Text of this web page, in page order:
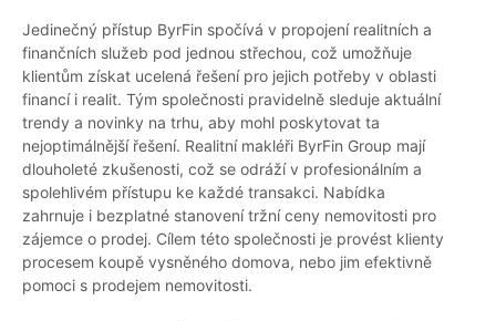
Jedinečný přístup ByrFin spočívá v propojení realitních a
finančních služeb pod jednou střechou, což umožňuje
klientům získat ucelená řešení pro jejich potřeby v oblasti
financí i realit. Tým společnosti pravidelně sleduje aktuální
trendy a novinky na trhu, aby mohl poskytovat ta
nejoptimálnější řešení. Realitní makléři ByrFin Group mají
dlouholeté zkušenosti, což se odráží v profesionálním a
spolehlivém přístupu ke každé transakci. Nabídka
zahrnuje i bezplatné stanovení tržní ceny nemovitosti pro
zájemce o prodej. Cílem této společnosti je provést klienty
procesem koupě vysněného domova, nebo jim efektivně
pomoci s prodejem nemovitosti.